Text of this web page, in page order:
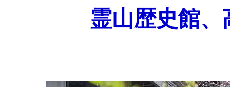
霊山歴史館